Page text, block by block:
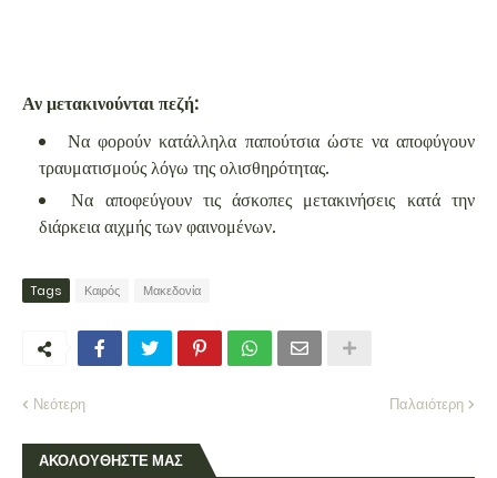
Αν μετακινούνται πεζή:
Να φορούν κατάλληλα παπούτσια ώστε να αποφύγουν
τραυματισμούς λόγω της ολισθηρότητας.
Να αποφεύγουν τις άσκοπες μετακινήσεις κατά την
διάρκεια αιχμής των φαινομένων.
Tags Καιρός Μακεδονία
Νεότερη Παλαιότερη
ΑΚΟΛΟΥΘΗΣΤΕ ΜΑΣ